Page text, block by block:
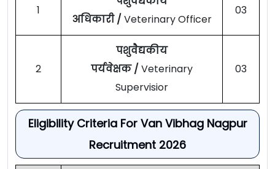
1
अधिकारी / Veterinary Officer
03
2
पशुवैद्यकीय
पर्यवेक्षक / Veterinary
Supervisior
03
Eligibility Criteria For Van Vibhag Nagpur
Recruitment 2026